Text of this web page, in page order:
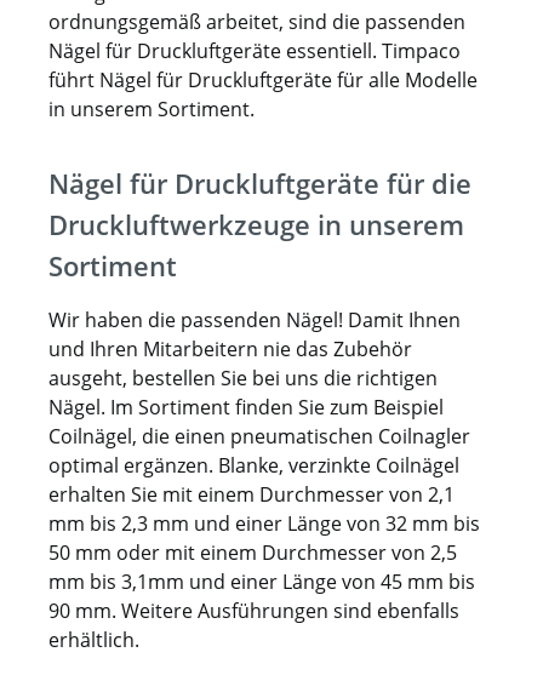
Heftklammer SECO B12 12,8 12 0,7 1,3
Heftklammer SECO B16 12,8 16 0,7 1,3
Heftklammer A 08 CRF 12,9 8 0,65 0,95
Heftklammer A 08 80/08 CNK 12,9 8 0,65 0,95
Heftklammer MG 130-10 13 10 1,35
Heftklammer MG 130-12 13 12 1,35
Heftklammer MG 130-16 13 16 1,35
Heftklammer JK53-09 14,9 9 0,6 1,3
Heftklammer MG 110 NK 19 10 1,1
Heftklammer MG 115 S KU 19 15 1,1
Heftklammer ZH 16-19 23,7 19 2,2
Heftklammer ZH 16 45 23,7 45 2,2
Heftklammer W 16-32 C-Spitze 24 32 1,35 1,6
Heftklammer JK590-25 24,2 25 0,9 1,9
Heftklammer JK590-32 K 24,2 32 0,9 1,9
Heftklammer WS 22 26,5 22 1,4 1,6
Heftklammer WS 25 26,5 25 1,4 1,6
Heftklammer WS 32 26,5 32 1,4 1,6
Heftklammer WS 38 26,5 38 1,4 1,6
Heftklammer R 5/8 32 15 0,9 1,9
ordnungsgemäß arbeitet, sind die passenden
Nägel für Druckluftgeräte essentiell. Timpaco
führt Nägel für Druckluftgeräte für alle Modelle
in unserem Sortiment.
Nägel für Druckluftgeräte für die
Druckluftwerkzeuge in unserem
Sortiment
Wir haben die passenden Nägel! Damit Ihnen
und Ihren Mitarbeitern nie das Zubehör
ausgeht, bestellen Sie bei uns die richtigen
Nägel. Im Sortiment finden Sie zum Beispiel
Coilnägel, die einen pneumatischen Coilnagler
optimal ergänzen. Blanke, verzinkte Coilnägel
erhalten Sie mit einem Durchmesser von 2,1
mm bis 2,3 mm und einer Länge von 32 mm bis
50 mm oder mit einem Durchmesser von 2,5
mm bis 3,1mm und einer Länge von 45 mm bis
90 mm. Weitere Ausführungen sind ebenfalls
erhältlich.